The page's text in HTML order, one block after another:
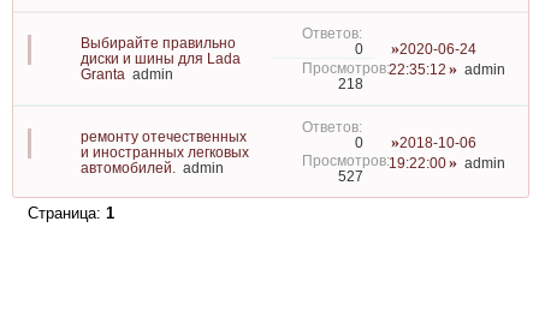
Выбирайте правильно
диски и шины для Lada
Granta admin
0
218
2020-06-24
22:35:12
admin
ремонту отечественных
и иностранных легковых
автомобилей.
admin
0
527
2018-10-06
19:22:00
admin
Страница: 1